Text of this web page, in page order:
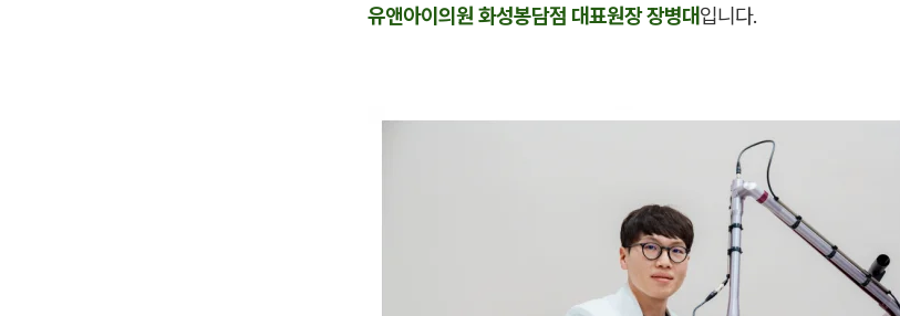
유앤아이의원 화성봉담점 대표원장 장병대입니다.